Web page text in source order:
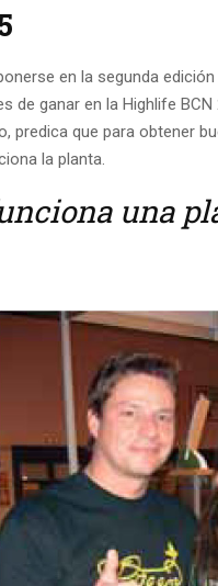
en la segunda
de ganar en la Highlife BCN
predica que para obtener
la planta.
una